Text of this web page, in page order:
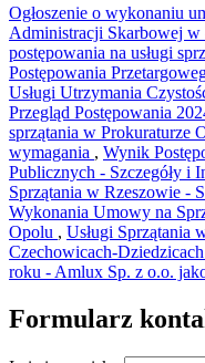
Ogłoszenie o wykonaniu
Administracji Skarbowej w
postępowania na usługi
Postępowania
Usługi Utrzymania
Przegląd Postępowania
sprzątania w Prokuraturze
wymagania , Wynik
Publicznych - Szczegóły i
Sprzątania w Rzeszowie -
Wykonania Umowy na
Opolu , Usługi
Czechowicach-Dziedzicach
roku - Amlux Sp. z o.o.
Formularz